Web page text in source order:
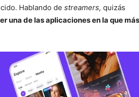
Hablando de streamers, quizás
una de las aplicaciones en la que más